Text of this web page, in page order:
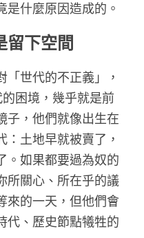
是什麼原因造成的。
留下空間
世代的不正義」，
困境，幾乎就是前
子，他們就像出生在
土地早就被賣了，
。如果都要過為奴的
所關心、所在乎的議
來的一天，但他們會
代、歷史節點犧牲的